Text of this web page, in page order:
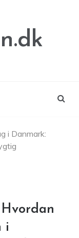
i Danmark:
i